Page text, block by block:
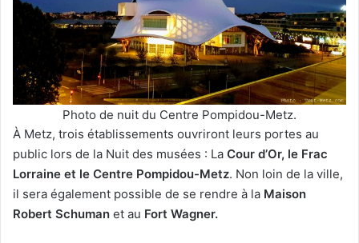
Photo de nuit du Centre Pompidou-Metz.
À Metz, trois établissements ouvriront leurs portes au
public lors de la Nuit des musées : La Cour d’Or, le Frac
Lorraine et le Centre Pompidou-Metz. Non loin de la ville,
il sera également possible de se rendre à la Maison
Robert Schuman et au Fort Wagner.